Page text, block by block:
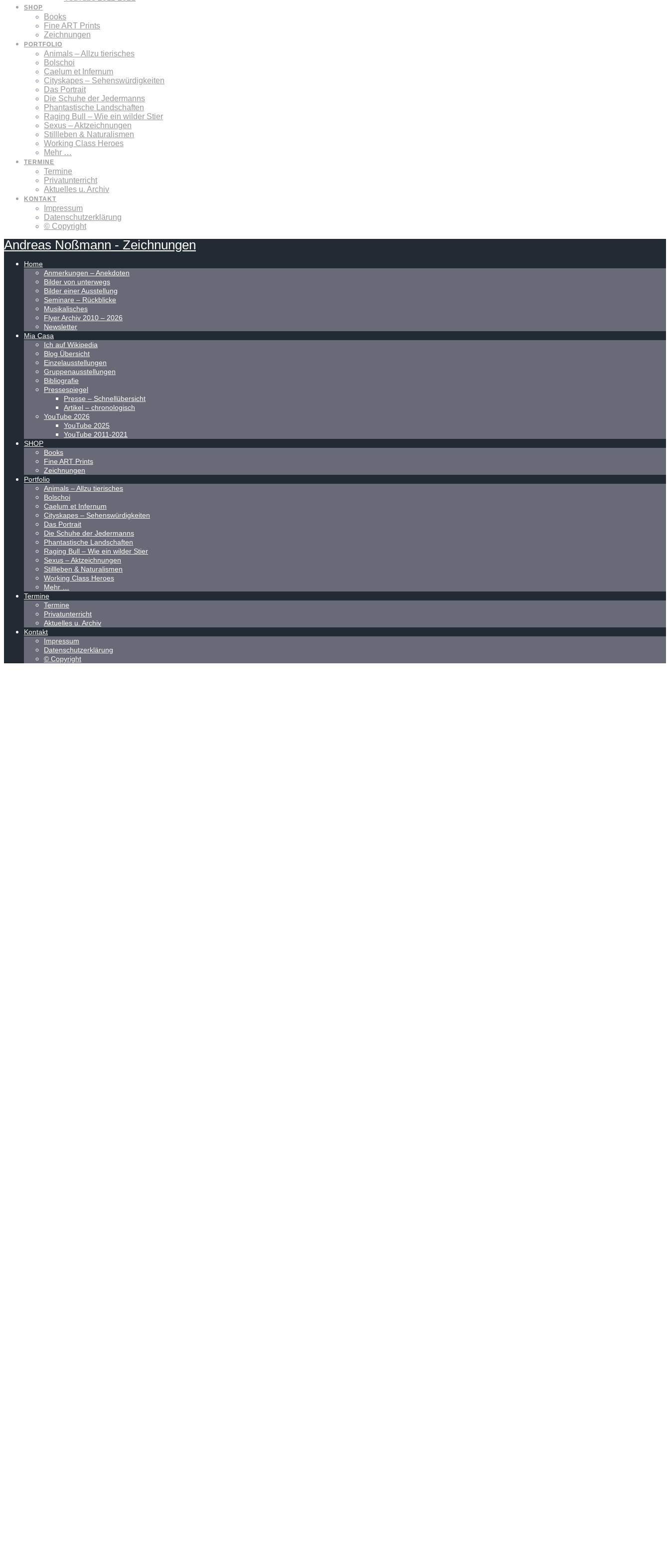
SHOP
Books
Fine ART Prints
Zeichnungen
PORTFOLIO
Animals – Allzu tierisches
Bolschoi
Caelum et Infernum
Cityskapes – Sehenswürdigkeiten
Das Portrait
Die Schuhe der Jedermanns
Phantastische Landschaften
Raging Bull – Wie ein wilder Stier
Sexus – Aktzeichnungen
Stillleben & Naturalismen
Working Class Heroes
Mehr …
TERMINE
Termine
Privatunterricht
Aktuelles u. Archiv
KONTAKT
Impressum
Datenschutzerklärung
© Copyright
Andreas Noßmann - Zeichnungen
Home
Anmerkungen – Anekdoten
Bilder von unterwegs
Bilder einer Ausstellung
Seminare – Rückblicke
Musikalisches
Flyer Archiv 2010 – 2026
Newsletter
Mia Casa
Ich auf Wikipedia
Blog Übersicht
Einzelausstellungen
Gruppenausstellungen
Bibliografie
Pressespiegel
Presse – Schnellübersicht
Artikel – chronologisch
YouTube 2026
YouTube 2025
YouTube 2011-2021
SHOP
Books
Fine ART Prints
Zeichnungen
Portfolio
Animals – Allzu tierisches
Bolschoi
Caelum et Infernum
Cityskapes – Sehenswürdigkeiten
Das Portrait
Die Schuhe der Jedermanns
Phantastische Landschaften
Raging Bull – Wie ein wilder Stier
Sexus – Aktzeichnungen
Stillleben & Naturalismen
Working Class Heroes
Mehr …
Termine
Termine
Privatunterricht
Aktuelles u. Archiv
Kontakt
Impressum
Datenschutzerklärung
© Copyright